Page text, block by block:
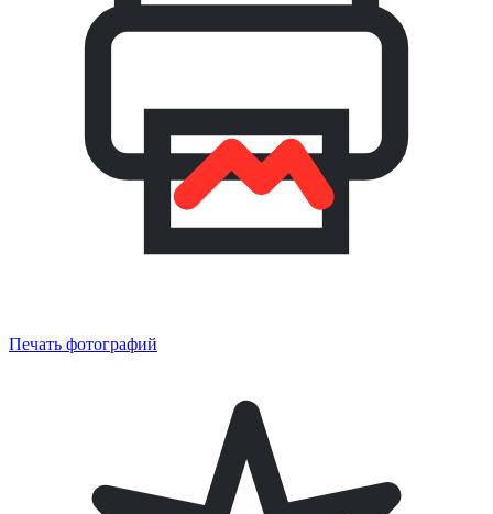
Печать фотографий